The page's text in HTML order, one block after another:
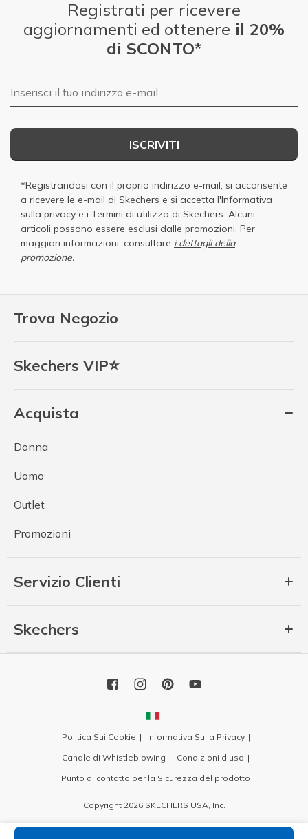
Trova Negozio
Skechers VIP⭐
Acquista
Donna
Uomo
Outlet
Promozioni
Servizio Clienti
Skechers
Registrati per ricevere
aggiornamenti ed ottenere il 20%
di SCONTO*
E-mail
ISCRIVITI
*Registrandosi con il proprio indirizzo e-mail, si acconsente
a ricevere le e-mail di Skechers e si accetta l'Informativa
sulla privacy e i Termini di utilizzo di Skechers. Alcuni
articoli possono essere esclusi dalle promozioni. Per
maggiori informazioni, consultare i dettagli della
promozione.
Politica Sui Cookie
Informativa Sulla Privacy
Canale di Whistleblowing
Condizioni d'uso
Punto di contatto per la Sicurezza del prodotto
Copyright 2026 SKECHERS USA, Inc.